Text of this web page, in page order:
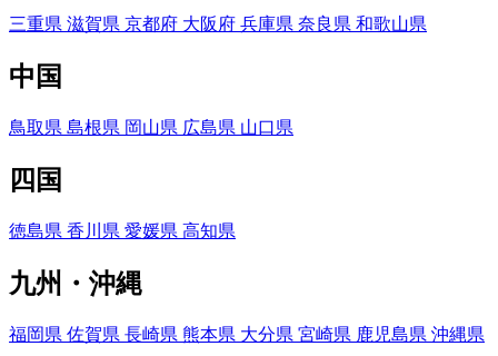
三重県 滋賀県 京都府 大阪府 兵庫県 奈良県 和歌山県
中国
鳥取県 島根県 岡山県 広島県 山口県
四国
徳島県 香川県 愛媛県 高知県
九州・沖縄
福岡県 佐賀県 長崎県 熊本県 大分県 宮崎県 鹿児島県 沖縄県